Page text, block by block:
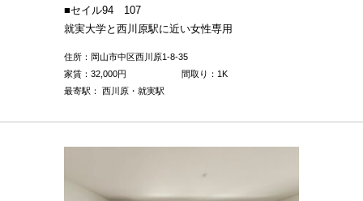
■セイル94 107
就実大学と西川原駅に近い女性専用
住所：岡山市中区西川原1-8-35
家賃： 32,000円
間取り：1K
最寄駅： 西川原・就実駅